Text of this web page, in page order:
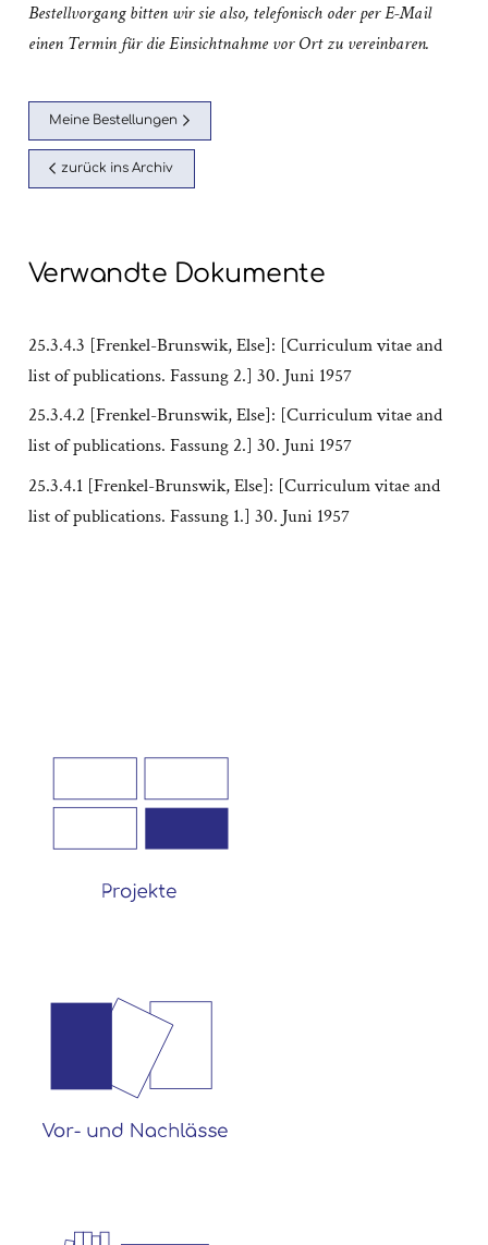
Bestellvorgang bitten wir sie also, telefonisch oder per E-Mail
einen Termin für die Einsichtnahme vor Ort zu vereinbaren.
Meine Bestellungen
zurück ins Archiv
Verwandte Dokumente
25.3.4.3 [Frenkel-Brunswik, Else]: [Curriculum vitae and
list of publications. Fassung 2.] 30. Juni 1957
25.3.4.2 [Frenkel-Brunswik, Else]: [Curriculum vitae and
list of publications. Fassung 2.] 30. Juni 1957
25.3.4.1 [Frenkel-Brunswik, Else]: [Curriculum vitae and
list of publications. Fassung 1.] 30. Juni 1957